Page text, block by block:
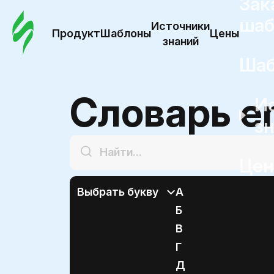
ПродуктШаблоны
Источники
знаний
Цены
Словарь
Выбрать букву
А
Б
В
Г
Д